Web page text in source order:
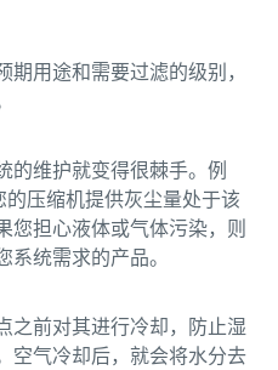
用途和需要过滤的级别，
的维护就变得很棘手。例
压缩机提供灰尘量处于该
您担心液体或气体污染，则
统需求的产品。
之前对其进行冷却，防止湿
空气冷却后，就会将水分去